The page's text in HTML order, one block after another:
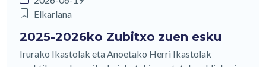
Elkarlana
2025-2026ko Zubitxo zuen esku
Irurako Ikastolak eta Anoetako Herri Ikastolak